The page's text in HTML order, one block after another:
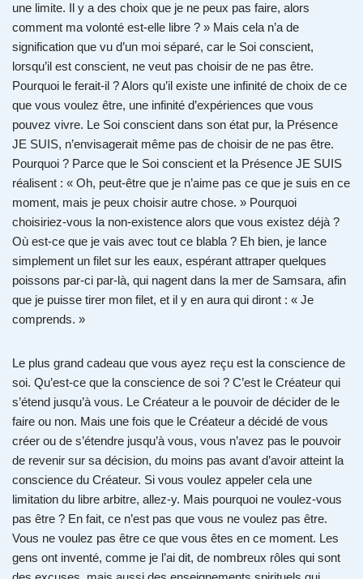
une limite. Il y a des choix que je ne peux pas faire, alors
comment ma volonté est-elle libre ? » Mais cela n’a de
signification que vu d’un moi séparé, car le Soi conscient,
lorsqu’il est conscient, ne veut pas choisir de ne pas être.
Pourquoi le ferait-il ? Alors qu’il existe une infinité de choix de ce
que vous voulez être, une infinité d’expériences que vous
pouvez vivre. Le Soi conscient dans son état pur, la Présence
JE SUIS, n’envisagerait même pas de choisir de ne pas être.
Pourquoi ? Parce que le Soi conscient et la Présence JE SUIS
réalisent : « Oh, peut-être que je n’aime pas ce que je suis en ce
moment, mais je peux choisir autre chose. » Pourquoi
choisiriez-vous la non-existence alors que vous existez déjà ?
Où est-ce que je vais avec tout ce blabla ? Eh bien, je lance
simplement un filet sur les eaux, espérant attraper quelques
poissons par-ci par-là, qui nagent dans la mer de Samsara, afin
que je puisse tirer mon filet, et il y en aura qui diront : « Je
comprends. »
Le plus grand cadeau que vous ayez reçu est la conscience de
soi. Qu’est-ce que la conscience de soi ? C’est le Créateur qui
s’étend jusqu’à vous. Le Créateur a le pouvoir de décider de le
faire ou non. Mais une fois que le Créateur a décidé de vous
créer ou de s’étendre jusqu’à vous, vous n’avez pas le pouvoir
de revenir sur sa décision, du moins pas avant d’avoir atteint la
conscience du Créateur. Si vous voulez appeler cela une
limitation du libre arbitre, allez-y. Mais pourquoi ne voulez-vous
pas être ? En fait, ce n’est pas que vous ne voulez pas être.
Vous ne voulez pas être ce que vous êtes en ce moment. Les
gens ont inventé, comme je l’ai dit, de nombreux rôles qui sont